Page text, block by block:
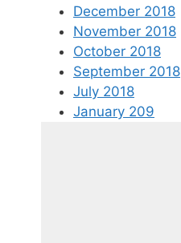
December 2018
November 2018
October 2018
September 2018
July 2018
January 209